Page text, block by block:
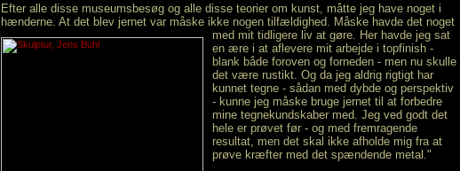
Efter alle disse museumsbesøg og alle disse teorier om kunst, måtte jeg have noget i
hænderne. At det blev jernet var måske ikke nogen tilfældighed. Måske havde det noget
med mit tidligere liv at gøre. Her havde jeg sat
en ære i at aflevere mit arbejde i topfinish -
blank både foroven og forneden - men nu skulle
det være rustikt. Og da jeg aldrig rigtigt har
kunnet tegne - sådan med dybde og perspektiv
- kunne jeg måske bruge jernet til at forbedre
mine tegnekundskaber med. Jeg ved godt det
hele er prøvet før - og med fremragende
resultat, men det skal ikke afholde mig fra at
prøve kræfter med det spændende metal."